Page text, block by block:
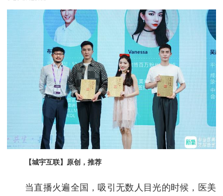
【城宇互联】原创，推荐
当直播火遍全国，吸引无数人目光的时候，医美